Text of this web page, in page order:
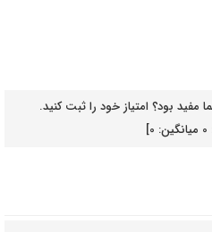
مفید بود؟ امتیاز خود را ثبت کنید.
0میانگین: 0
]